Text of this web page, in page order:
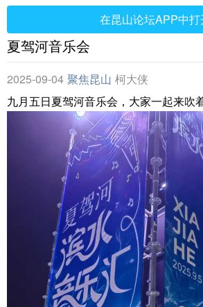
在昆山论坛APP中打
夏驾河音乐会
2025-09-04 聚焦昆山 柯大侠
九月五日夏驾河音乐会，大家一起来吹